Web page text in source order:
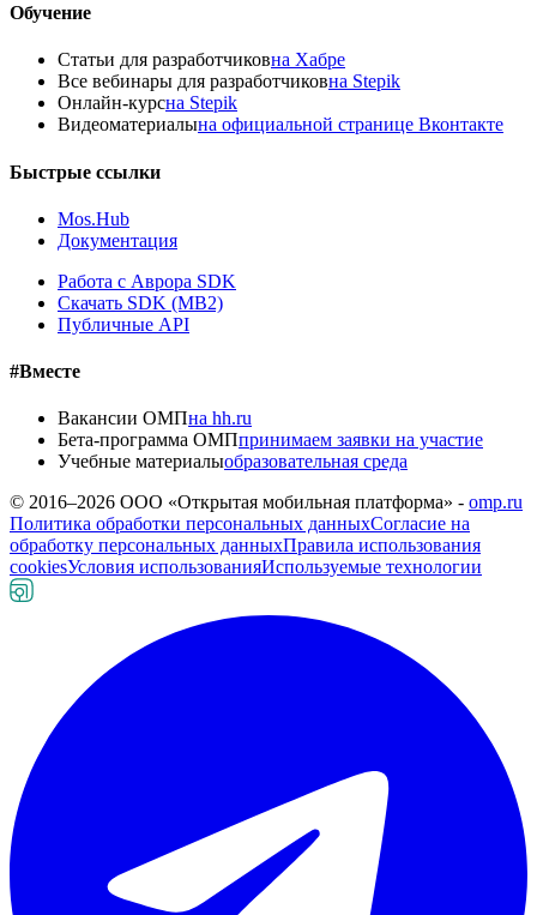
Обучение
Статьи для разработчиковна Хабре
Все вебинары для разработчиковна Stepik
Онлайн-курсна Stepik
Видеоматериалына официальной странице Вконтакте
Быстрые ссылки
Mos.Hub
Документация
Работа с Аврора SDK
Скачать SDK (MB2)
Публичные API
#Вместе
Вакансии ОМПна hh.ru
Бета-программа ОМПпринимаем заявки на участие
Учебные материалыобразовательная среда
© 2016–2026 ООО «Открытая мобильная платформа» - omp.ru
Политика обработки персональных данныхСогласие на
обработку персональных данныхПравила использования
cookiesУсловия использованияИспользуемые технологии